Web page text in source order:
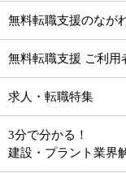
無料転職支援のなが
無料転職支援 ご利用
求人・転職特集
3分で分かる！
建設・プラント業界